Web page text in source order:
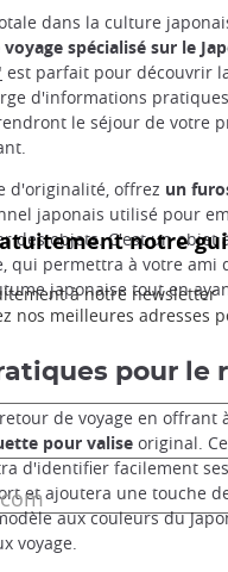
dans la culture
spécialisé sur le
est parfait pour découvrir
d'informations
le séjour de votre
d'originalité, offrez un
japonais utilisé pour
des objets. C'est un objet
qui permettra à votre ami
japonaise tout en
pour le
de voyage en offrant
pour valise original.
d'identifier facilement
et ajoutera une touche
aux couleurs du
voyage.